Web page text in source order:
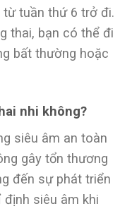
tuần thứ 6 trở đi.
thai, bạn có thể đi
bất thường hoặc
nhi không?
siêu âm an toàn
gây tổn thương
đến sự phát triển
siêu âm khi